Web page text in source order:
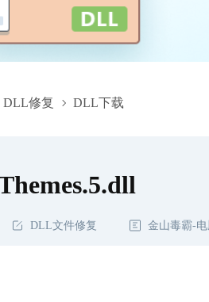
DLL修复 DLL下载
下载
DLL文件修复 金山毒霸-